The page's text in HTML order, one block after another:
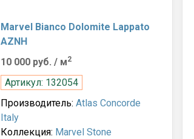
Marvel Bianco Dolomite Lappato
AZNH
10 000 руб. / м2
Артикул: 132054
Производитель: Atlas Concorde
Italy
Коллекция: Marvel Stone